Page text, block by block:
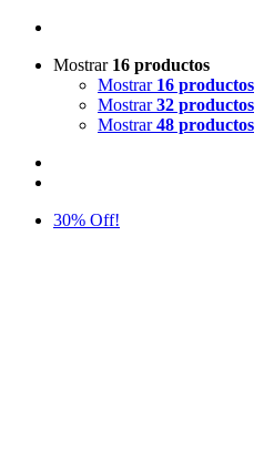
Mostrar 16 productos
Mostrar 16 productos
Mostrar32 productos
Mostrar48 productos
30% Off!